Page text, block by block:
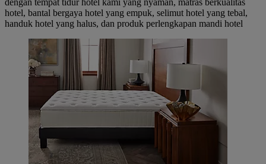
dengan tempat tidur hotel kami yang nyaman, matras berkualitas
hotel, bantal bergaya hotel yang empuk, selimut hotel yang tebal,
handuk hotel yang halus, dan produk perlengkapan mandi hotel